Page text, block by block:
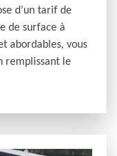
d’un tarif de
de surface à
abordables, vous
remplissant le